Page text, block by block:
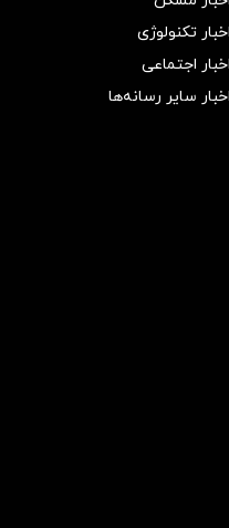
اخبار تکنولوژی
اخبار اجتماعی
اخبار سایر رسانه‌‌ها